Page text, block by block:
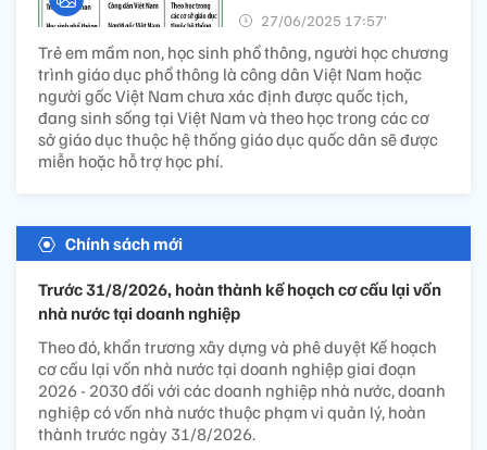
27/06/2025 17:57’
Trẻ em mầm non, học sinh phổ thông, người học chương
trình giáo dục phổ thông là công dân Việt Nam hoặc
người gốc Việt Nam chưa xác định được quốc tịch,
đang sinh sống tại Việt Nam và theo học trong các cơ
sở giáo dục thuộc hệ thống giáo dục quốc dân sẽ được
miễn hoặc hỗ trợ học phí.
Chính sách mới
Trước 31/8/2026, hoàn thành kế hoạch cơ cấu lại vốn
nhà nước tại doanh nghiệp
Theo đó, khẩn trương xây dựng và phê duyệt Kế hoạch
cơ cấu lại vốn nhà nước tại doanh nghiệp giai đoạn
2026 - 2030 đối với các doanh nghiệp nhà nước, doanh
nghiệp có vốn nhà nước thuộc phạm vi quản lý, hoàn
thành trước ngày 31/8/2026.